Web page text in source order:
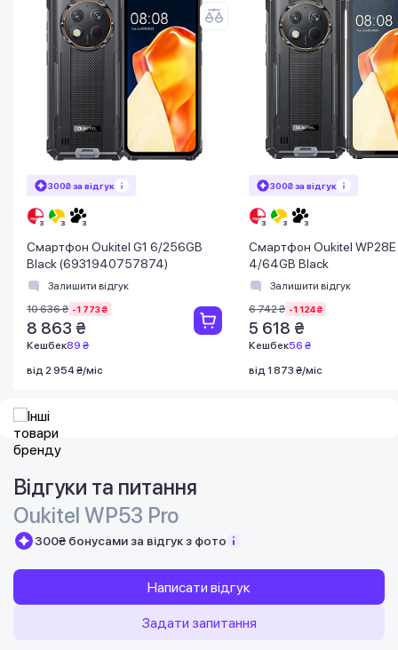
300₴ за відгук
Смартфон Oukitel G1 6/256GB
Black (6931940757874)
Залишити відгук
10 636 ₴ -1 773 ₴
8 863 ₴
Кешбек89 ₴
від 2 954 ₴/міс
300₴ за відгук
Смартфон Oukitel WP28E
4/64GB Black
Залишити відгук
6 742 ₴ -1 124 ₴
5 618 ₴
Кешбек56 ₴
від 1 873 ₴/міс
Відгуки та питання
Oukitel WP53 Pro
300₴ бонусами за відгук з фото
Написати відгук
Задати запитання